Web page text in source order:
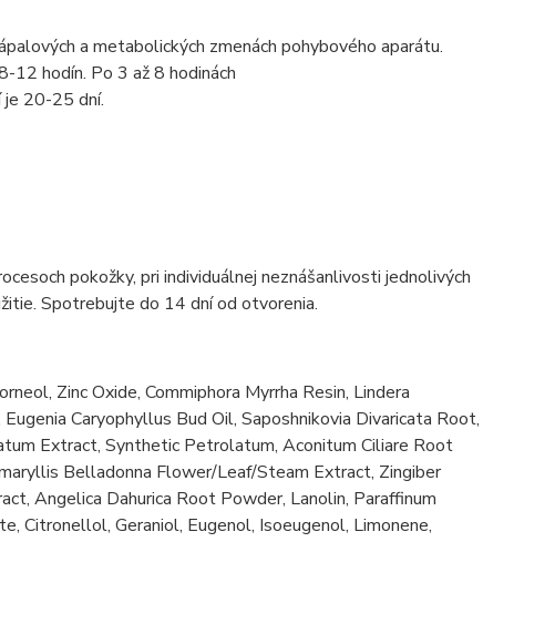
a metabolických zmenách pohybového aparátu.
12 hodín. Po 3 až8 hodinách
je 20-25 dní.
pokožky, pri individuálnej neznášanlivosti jednolivých
Spotrebujte do 14 dní od otvorenia.
Zinc Oxide, Commiphora Myrrha Resin, Lindera
Caryophyllus Bud Oil, Saposhnikovia Divaricata Root,
Extract, Synthetic Petrolatum, Aconitum Ciliare Root
Belladonna Flower/Leaf/Steam Extract, Zingiber
Angelica Dahurica Root Powder, Lanolin, Paraffinum
Citronellol, Geraniol, Eugenol, Isoeugenol, Limonene,